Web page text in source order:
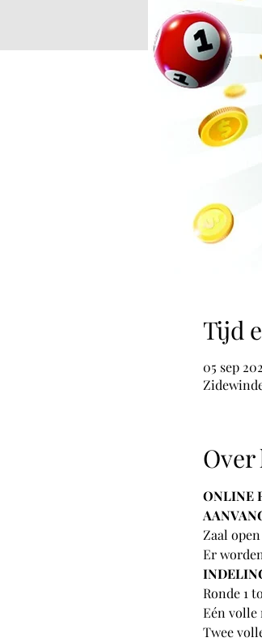
Tijd
05 sep
ONLINE
Zaal
Er
Ronde 1
Eén volle
Twee